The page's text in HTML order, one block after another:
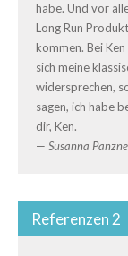
habe. Und vor
Long Run
kommen. Bei
sich meine
widersprechen,
sagen, ich habe
dir, Ken.
— Susanna
Referenzen 2